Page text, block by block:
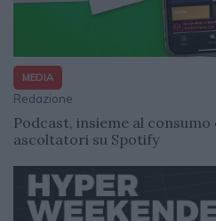
MEDIA
Redazione
Podcast, insieme al
ascoltatori su Spotify